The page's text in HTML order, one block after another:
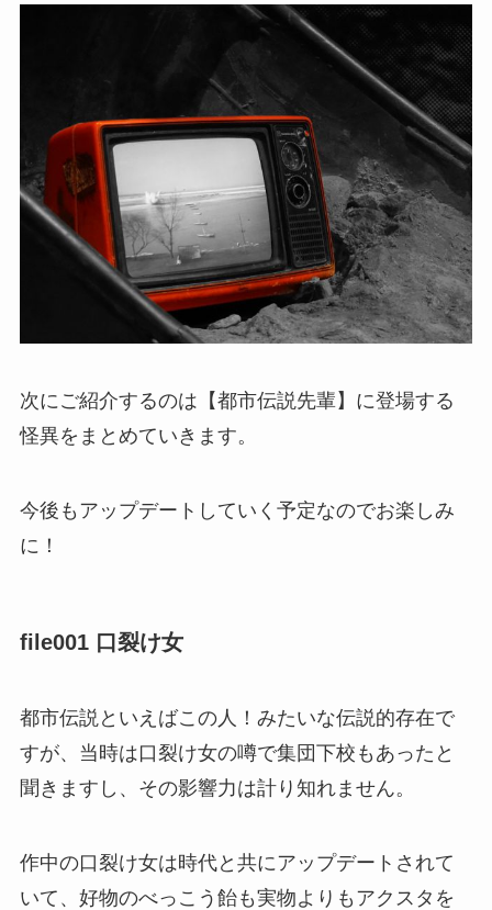
次にご紹介するのは【都市伝説先輩】に登場する
怪異をまとめていきます。
今後もアップデートしていく予定なのでお楽しみ
に！
file001 口裂け女
都市伝説といえばこの人！みたいな伝説的存在で
すが、当時は口裂け女の噂で集団下校もあったと
聞きますし、その影響力は計り知れません。
作中の口裂け女は時代と共にアップデートされて
いて、好物のべっこう飴も実物よりもアクスタを